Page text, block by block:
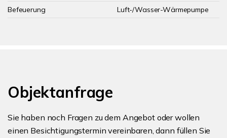
Befeuerung
Luft-/Wasser-Wärmepumpe
Objektanfrage
Sie haben noch Fragen zu dem Angebot oder wollen
einen Besichtigungstermin vereinbaren, dann füllen Sie